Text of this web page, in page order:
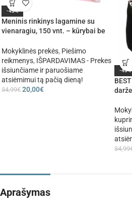
-43%
Meninis rinkinys lagamine su
vienaragiu, 150 vnt. – kūrybai be
Mokyklinės prekės, Piešimo
reikmenys, IŠPARDAVIMAS - Prekes
išsiunčiame ir paruošiame
atsiėmimui tą pačią dieną!
34,99€ 20,00€
-43%
34,99
Aprašymas